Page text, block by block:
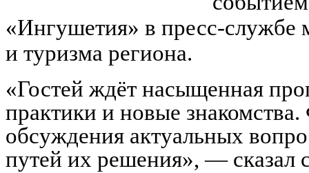
«Ингушетия» в пресс-службе
и туризма региона.
«Гостей ждёт насыщенная
практики и новые
обсуждения актуальных
путей их решения», — сказал